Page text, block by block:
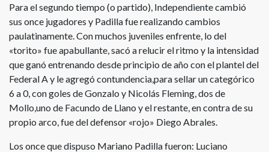
Para el segundo tiempo (o partido), Independiente cambió
sus once jugadores y Padilla fue realizando cambios
paulatinamente. Con muchos juveniles enfrente, lo del
«torito» fue apabullante, sacó a relucir el ritmo y la intensidad
que ganó entrenando desde principio de año con el plantel del
Federal A y le agregó contundencia,para sellar un categórico
6 a 0, con goles de Gonzalo y Nicolás Fleming, dos de
Mollo,uno de Facundo de Llano y el restante, en contra de su
propio arco, fue del defensor «rojo» Diego Abrales.
Los once que dispuso Mariano Padilla fueron: Luciano